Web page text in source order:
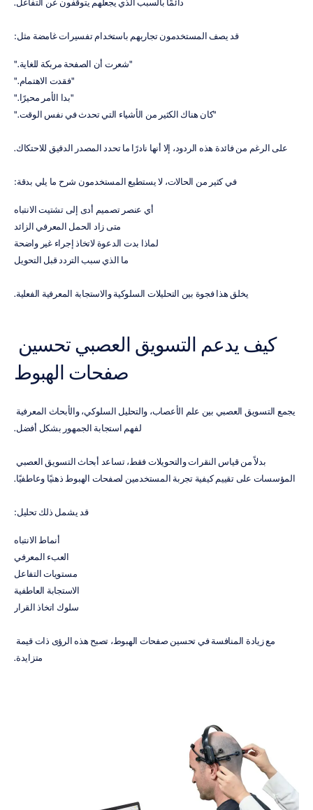
دائمًا بالسبب الذي يجعلهم يتوقفون عن التفاعل.
قد يصف المستخدمون تجاربهم باستخدام تفسيرات غامضة مثل:
"شعرت أن الصفحة مربكة للغاية."
"فقدت الاهتمام."
"بدا الأمر محيرًا."
"كان هناك الكثير من الأشياء التي تحدث في نفس الوقت."
على الرغم من فائدة هذه الردود، إلا أنها نادرًا ما تحدد المصدر الدقيق للاحتكاك.
في كثير من الحالات، لا يستطيع المستخدمون شرح ما يلي بدقة:
أي عنصر تصميم أدى إلى تشتيت الانتباه
متى زاد الحمل المعرفي الزائد
لماذا بدت الدعوة لاتخاذ إجراء غير واضحة
ما الذي سبب التردد قبل التحويل
يخلق هذا فجوة بين التحليلات السلوكية والاستجابة المعرفية الفعلية.
صفحات الهبوط
لفهم استجابة الجمهور بشكل أفضل.
المؤسسات على تقييم كيفية تجربة المستخدمين لصفحات الهبوط ذهنيًا وعاطفيًا.
قد يشمل ذلك تحليل:
أنماط الانتباه
العبء المعرفي
مستويات التفاعل
الاستجابة العاطفية
سلوك اتخاذ القرار
متزايدة.